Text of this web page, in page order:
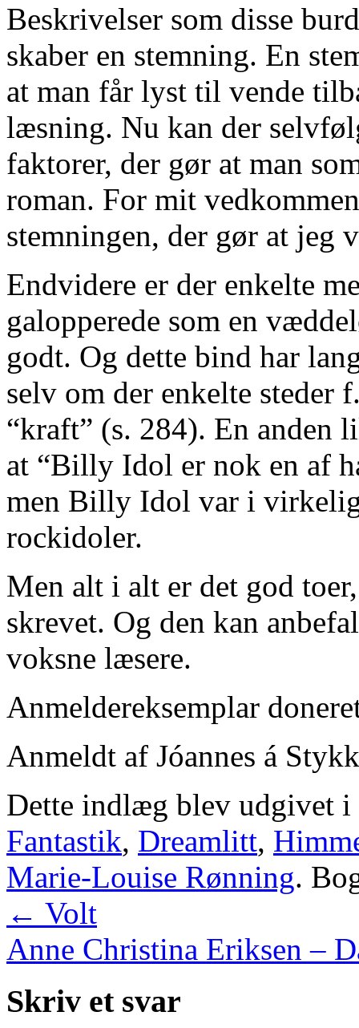
Beskrivelser som disse
skaber en stemning. En
at man får lyst til vende
læsning. Nu kan der
faktorer, der gør at man
roman. For mit
stemningen, der gør at jeg
Endvidere er der enkelte
galopperede som en
godt. Og dette bind har
selv om der enkelte steder
“kraft” (s. 284). En anden
at “Billy Idol er nok en af
men Billy Idol var i
rockidoler.
Men alt i alt er det god
skrevet. Og den kan
voksne læsere.
Anmeldereksemplar
Anmeldt af Jóannes á
Dette indlæg blev udgivet i
Fantastik, Dreamlitt,
Marie-Louise Rønning.
← Volt
Anne Christina Eriksen –
Skriv et svar